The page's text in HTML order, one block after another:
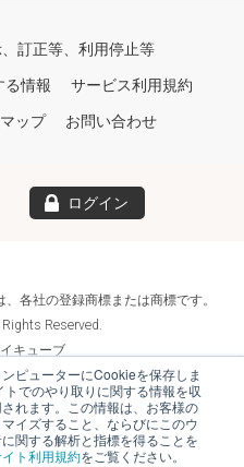
ピューターにCookieを保存しま
でのやり取りに関する情報を収
れます。この情報は、お客様の
イズすること、ならびにこのウ
関する解析と指標を得ることを
ト利用規約をご覧ください。
、訂正等、利用停止等
る情報 サービス利用規約
ップ お問い合わせ
ログイン
各社の登録商標または商標です。
Reserved.
キューブ
Us